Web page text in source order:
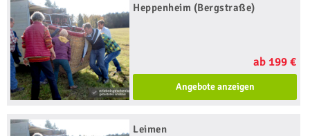
Heppenheim (Bergstraße)
ab 199 €
Angebote anzeigen
Leimen